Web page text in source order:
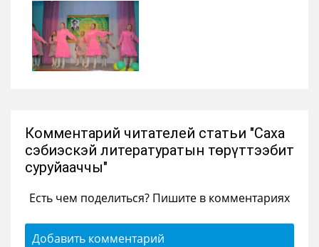
Комментарий читателей статьи "Саха
сэбиэскэй литературатын төрүттээбит
суруйааччы"
Есть чем поделиться? Пишите в комментариях
Добавить комментарий